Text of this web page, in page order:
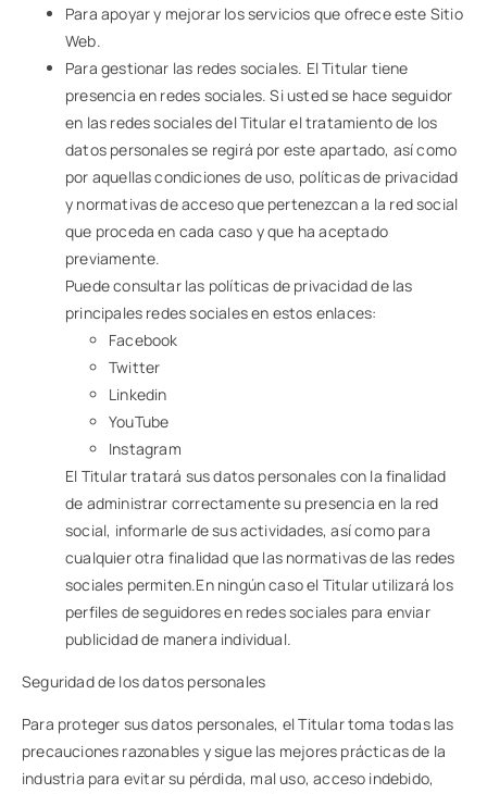
Para apoyar y mejorar los servicios que ofrece este Sitio
Web.
Para gestionar las redes sociales. El Titular tiene
presencia en redes sociales. Si usted se hace seguidor
en las redes sociales del Titular el tratamiento de los
datos personales se regirá por este apartado, así como
por aquellas condiciones de uso, políticas de privacidad
y normativas de acceso que pertenezcan a la red social
que proceda en cada caso y que ha aceptado
previamente.
Puede consultar las políticas de privacidad de las
principales redes sociales en estos enlaces:
Facebook
Twitter
Linkedin
YouTube
Instagram
El Titular tratará sus datos personales con la finalidad
de administrar correctamente su presencia en la red
social, informarle de sus actividades, así como para
cualquier otra finalidad que las normativas de las redes
sociales permiten.En ningún caso el Titular utilizará los
perfiles de seguidores en redes sociales para enviar
publicidad de manera individual.
Seguridad de los datos personales
Para proteger sus datos personales, el Titular toma todas las
precauciones razonables y sigue las mejores prácticas de la
industria para evitar su pérdida, mal uso, acceso indebido,